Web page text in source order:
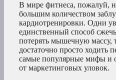
В мире фитнеса, пожалуй,
большим количеством
кардиотренировки. Одни
единственный способ
потерять мышечную массу,
достаточно просто ходить
самые популярные мифы и
от маркетинговых уловок.